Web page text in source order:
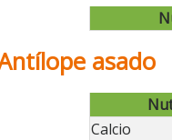
asado
Calcio